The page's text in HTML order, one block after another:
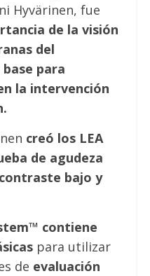
Hyvärinen, fue
de la visión
del
base para
la intervención
creó los LEA
de agudeza
bajo y
contiene
para utilizar
de evaluación